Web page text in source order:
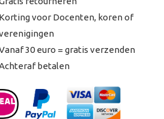
Korting voor Docenten, koren of
30 euro = gratis verzenden
betalen